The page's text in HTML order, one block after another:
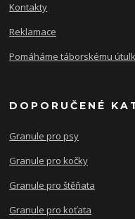
Kontakty
Reklamace
Pomáháme táborskému
DOPORUČENÉ
Granule pro psy
Granule pro kočky
Granule pro štěňata
Granule pro koťata